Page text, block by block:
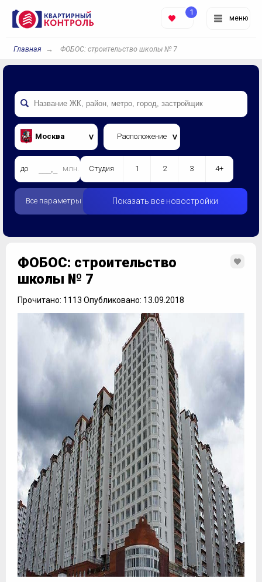
меню
1
Главная ФОБОС: строительство школы № 7
Москва Расположение
до млн. Студия 1 2 3 4+
Все параметры Показать все новостройки
ФОБОС: строительство
школы № 7
Прочитано: 1113 Опубликовано: 13.09.2018